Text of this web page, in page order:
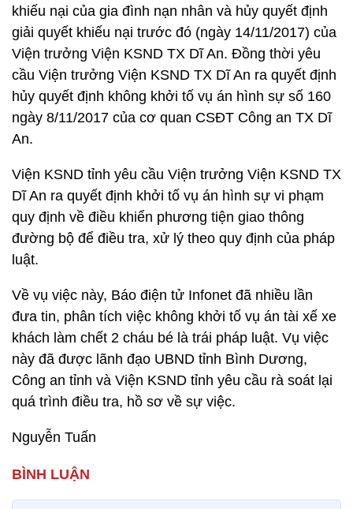
khiếu nại của gia đình nạn nhân và hủy quyết định
giải quyết khiếu nại trước đó (ngày 14/11/2017) của
Viện trưởng Viện KSND TX Dĩ An. Đồng thời yêu
cầu Viện trưởng Viện KSND TX Dĩ An ra quyết định
hủy quyết định không khởi tố vụ án hình sự số 160
ngày 8/11/2017 của cơ quan CSĐT Công an TX Dĩ
An.
Viện KSND tỉnh yêu cầu Viện trưởng Viện KSND TX
Dĩ An ra quyết định khởi tố vụ án hình sự vi phạm
quy định về điều khiển phương tiện giao thông
đường bộ để điều tra, xử lý theo quy định của pháp
luật.
Về vụ việc này, Báo điện tử Infonet đã nhiều lần
đưa tin, phân tích việc không khởi tố vụ án tài xế xe
khách làm chết 2 cháu bé là trái pháp luật. Vụ việc
này đã được lãnh đạo UBND tỉnh Bình Dương,
Công an tỉnh và Viện KSND tỉnh yêu cầu rà soát lại
quá trình điều tra, hồ sơ về sự việc.
Nguyễn Tuấn